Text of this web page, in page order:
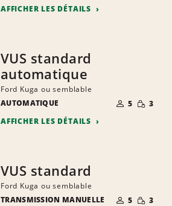
AFFICHER LES DÉTAILS
VUS standard
automatique
Ford Kuga ou semblable
AUTOMATIQUE
NOMBRE DE
PERSONNES
5 RÉDUITE
3
AFFICHER LES DÉTAILS
VUS standard
Ford Kuga ou semblable
TRANSMISSION MANUELLE
NOMBRE DE
PERSONNES
5 RÉDUITE
3